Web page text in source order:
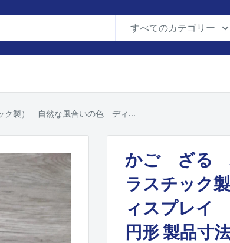
すべてのカテゴリー
製） 自然な風合いの色 ディ...
かご ざる
ラスチック
ィスプレ
円形 製品寸